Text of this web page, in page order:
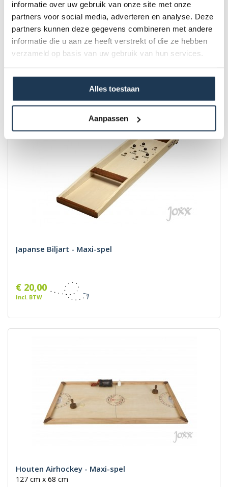
informatie over uw gebruik van onze site met onze
partners voor social media, adverteren en analyse. Deze
partners kunnen deze gegevens combineren met andere
informatie die u aan ze heeft verstrekt of die ze hebben
verzameld op basis van uw gebruik van hun services.
Alles toestaan
Aanpassen
Mini-bowling - Maxi-spel
Incl. BTW
Japanse Biljart - Maxi-spel
€ 20,00
Incl. BTW
Houten Airhockey - Maxi-spel
127 cm x 68 cm